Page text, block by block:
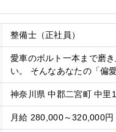
整備士（正社員）
愛車のボルト一本まで磨
い。 そんなあなたの「偏
神奈川県 中郡二宮町 中里
月給 280,000～320,000円